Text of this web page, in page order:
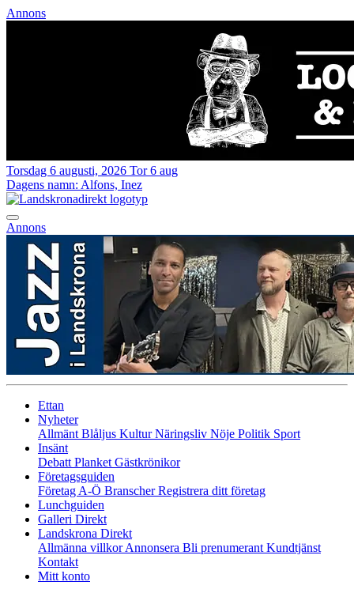
Annons
Torsdag 6 augusti, 2026 Tor 6 aug
Dagens namn: Alfons, Inez
Annons
Ettan
Nyheter
Allmänt Blåljus KulturNäringsliv Nöje Politik Sport
Insänt
Debatt Planket Gästkrönikor
Företagsguiden
Företag A-Ö BranscherRegistrera ditt företag
Lunchguiden
Galleri Direkt
Landskrona Direkt
Allmänna villkorAnnonsera Bli prenumerant Kundtjänst
Kontakt
Mitt konto